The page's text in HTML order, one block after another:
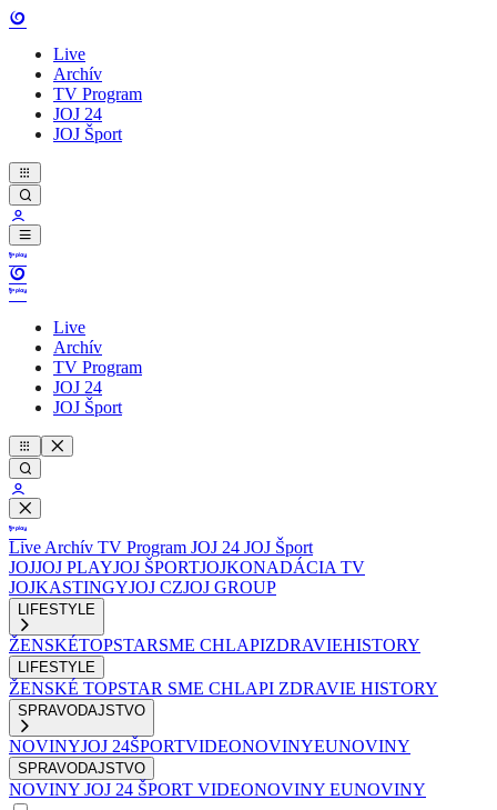
Live
Archív
TV Program
JOJ 24
JOJ Šport
Live
Archív
TV Program
JOJ 24
JOJ Šport
Live Archív TV Program JOJ 24 JOJ Šport
JOJJOJ PLAYJOJ ŠPORTJOJKONADÁCIA TV
JOJKASTINGYJOJ CZJOJ GROUP
LIFESTYLE
ŽENSKÉTOPSTARSME CHLAPIZDRAVIEHISTORY
LIFESTYLE
ŽENSKÉ TOPSTAR SME CHLAPI ZDRAVIE HISTORY
SPRAVODAJSTVO
NOVINYJOJ 24ŠPORTVIDEONOVINYEUNOVINY
SPRAVODAJSTVO
NOVINY JOJ 24 ŠPORT VIDEONOVINY EUNOVINY